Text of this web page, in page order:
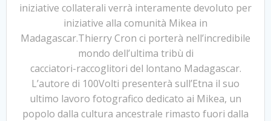
iniziative collaterali verrà interamente devoluto per
iniziative alla comunità Mikea in
Madagascar.Thierry Cron ci porterà nell’incredibile
mondo dell’ultima tribù di
cacciatori-raccoglitori del lontano Madagascar.
L’autore di 100Volti presenterà sull’Etna il suo
ultimo lavoro fotografico dedicato ai Mikea, un
popolo dalla cultura ancestrale rimasto fuori dalla